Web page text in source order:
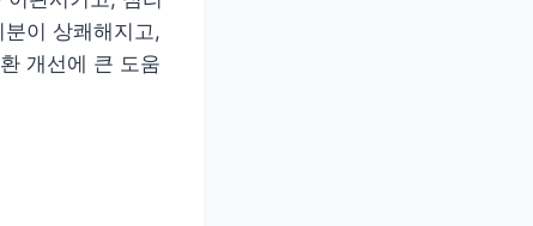
이 상쾌해지고,
개선에 큰 도움